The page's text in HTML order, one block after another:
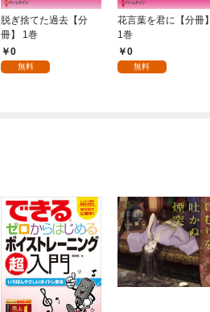
脱ぎ捨てた過去【分
冊】 1巻
0
無料
花言葉を君に【分冊】
1巻
0
無料